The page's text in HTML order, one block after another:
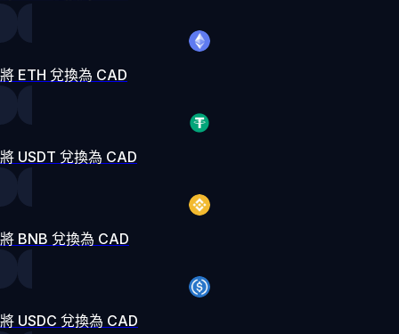
將 ETH 兌換為 CAD
將 USDT 兌換為 CAD
將 BNB 兌換為 CAD
將 USDC 兌換為 CAD